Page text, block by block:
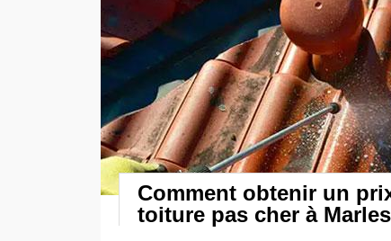
Comment obtenir un
toiture pas cher à